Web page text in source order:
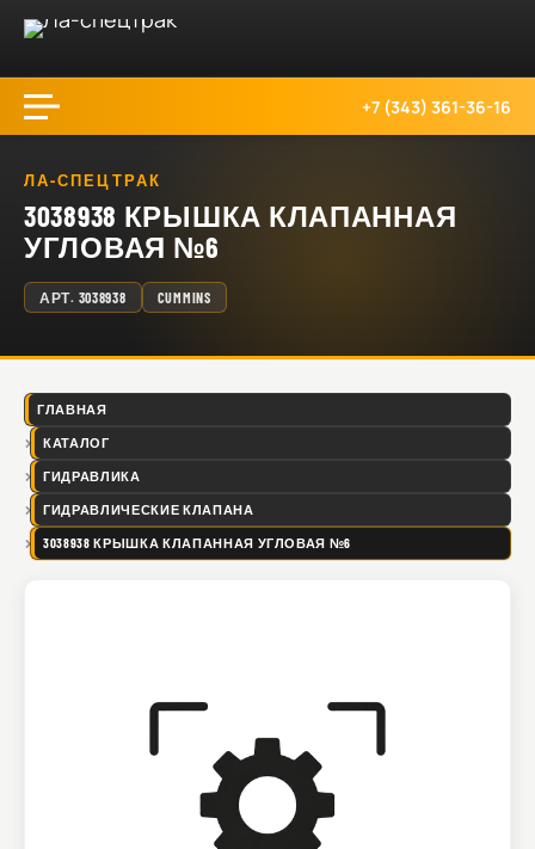
+7 (343) 361-36-16
ЛА-СПЕЦТРАК
3038938 КРЫШКА КЛАПАННАЯ
УГЛОВАЯ №6
АРТ. 3038938 CUMMINS
ГЛАВНАЯ
КАТАЛОГ
ГИДРАВЛИКА
ГИДРАВЛИЧЕСКИЕ КЛАПАНА
3038938 КРЫШКА КЛАПАННАЯ УГЛОВАЯ №6